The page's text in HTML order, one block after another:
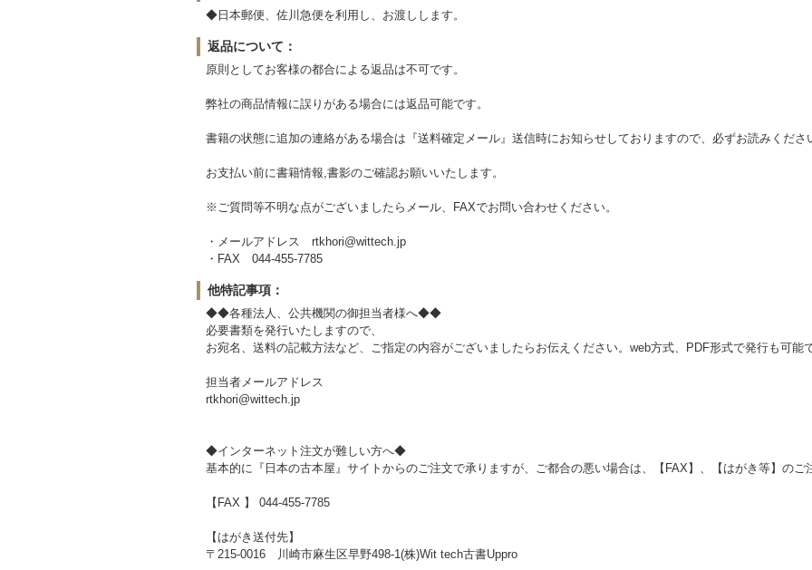
◆日本郵便、佐川急便を利用し、お渡しします。
返品について：
原則としてお客様の都合による返品は不可です。
弊社の商品情報に誤りがある場合には返品可能です。
書籍の状態に追加の連絡がある場合は『送料確定メール』送信時にお知らせしておりますので、必ずお読みくださ
お支払い前に書籍情報,書影のご確認お願いいたします。
※ご質問等不明な点がございましたらメール、FAXでお問い合わせください。
・メールアドレス rtkhori@wittech.jp
・FAX 044-455-7785
他特記事項：
◆◆各種法人、公共機関の御担当者様へ◆◆
必要書類を発行いたしますので、
お宛名、送料の記載方法など、ご指定の内容がございましたらお伝えください。web方式、PDF形式で発行も可能で
担当者メールアドレス
rtkhori@wittech.jp
◆インターネット注文が難しい方へ◆
基本的に『日本の古本屋』サイトからのご注文で承りますが、ご都合の悪い場合は、【FAX】、【はがき等】のご
【FAX 】 044-455-7785
【はがき送付先】
〒215-0016 川崎市麻生区早野498-1(株)Wit tech古書Uppro